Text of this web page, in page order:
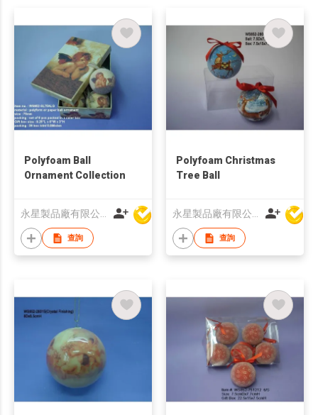
Polyfoam Ball
Ornament Collection
查詢
Polyfoam Christmas
Tree Ball
查詢